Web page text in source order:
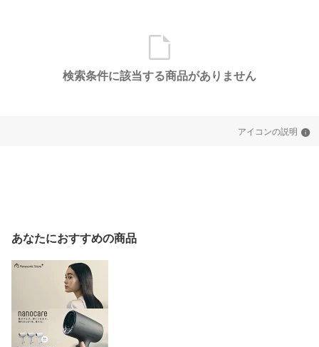
検索条件に該当する商品がありません
アイコンの説明
あなたにおすすめの商品